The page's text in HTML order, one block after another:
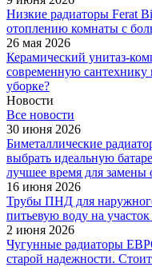
Низкие радиаторы Ferat
отоплению комнаты с
26 мая 2026
Керамический унитаз-
современную сантехнику
уборке?
Новости
Все новости
30 июня 2026
Биметаллические
выбрать идеальную
лучшее время для замены
16 июня 2026
Трубы ПНД для
питьевую воду на участок
2 июня 2026
Чугунные радиаторы
старой надежности.